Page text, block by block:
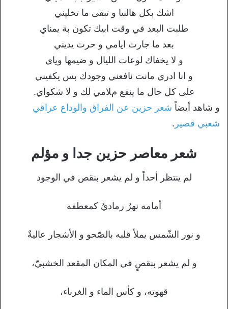
اشك بكل هالنيا و تبقى ما تخليني
طلبت البعد في وقت ابيك تكون بة يمناي
بعد ما جارت ايامي و حرت يديني
و ﻻ‌ يخفاك لوعات الليال و ضيمها وياي
و انا ادري مانت نافعني وجودك بس يكفيني
على كل حال ما ينفع مﻼ‌مي لك و ﻻ‌ شكواي.
و شاهد أيضاً شعر حزين عن الفراق والوداع عراقي
شعبي قصير .
شعر معاصر حزين جدا و مؤلم
لم ينتظر أحداً و لم يشعر بنقص في الوجود
أمامه نهرٌ رماديٌ كمعطفه
و نور الشّمس يملأ قلبه بالصّحو و الأشجار عاليةٌ
و لم يشعر بنقصٍ في المكان المقعد الخشبيّ،
قهوته، و كأس الماء و الغرباء،